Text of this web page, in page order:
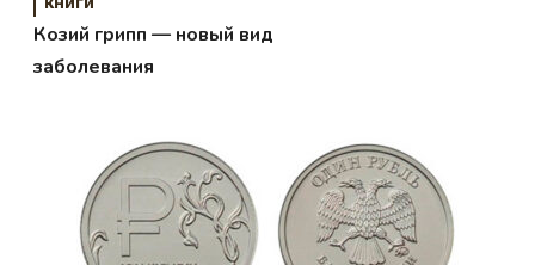
Козий грипп — новый вид
заболевания